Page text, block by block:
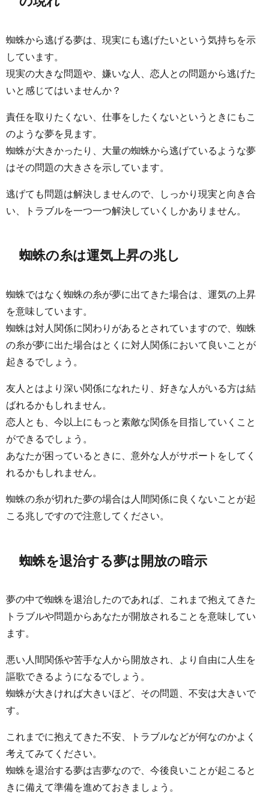
蜘蛛から逃げる夢は、現実にも逃げたいという気持ちを示
しています。
現実の大きな問題や、嫌いな人、恋人との問題から逃げた
いと感じてはいませんか？
責任を取りたくない、仕事をしたくないというときにもこ
のような夢を見ます。
蜘蛛が大きかったり、大量の蜘蛛から逃げているような夢
はその問題の大きさを示しています。
逃げても問題は解決しませんので、しっかり現実と向き合
い、トラブルを一つ一つ解決していくしかありません。
蜘蛛の糸は運気上昇の兆し
蜘蛛ではなく蜘蛛の糸が夢に出てきた場合は、運気の上昇
を意味しています。
蜘蛛は対人関係に関わりがあるとされていますので、蜘蛛
の糸が夢に出た場合はとくに対人関係において良いことが
起きるでしょう。
友人とはより深い関係になれたり、好きな人がいる方は結
ばれるかもしれません。
恋人とも、今以上にもっと素敵な関係を目指していくこと
ができるでしょう。
あなたが困っているときに、意外な人がサポートをしてく
れるかもしれません。
蜘蛛の糸が切れた夢の場合は人間関係に良くないことが起
こる兆しですので注意してください。
蜘蛛を退治する夢は開放の暗示
夢の中で蜘蛛を退治したのであれば、これまで抱えてきた
トラブルや問題からあなたが開放されることを意味してい
ます。
悪い人間関係や苦手な人から開放され、より自由に人生を
謳歌できるようになるでしょう。
蜘蛛が大きければ大きいほど、その問題、不安は大きいで
す。
これまでに抱えてきた不安、トラブルなどが何なのかよく
考えてみてください。
蜘蛛を退治する夢は吉夢なので、今後良いことが起こると
きに備えて準備を進めておきましょう。